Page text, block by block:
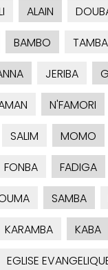
ALAIN
BAMBO TAMBA
JERIBA
N'FAMORI
SALIM MOMO
FONBA FADIGA
SAMBA
KARAMBA KABA
EGLISE